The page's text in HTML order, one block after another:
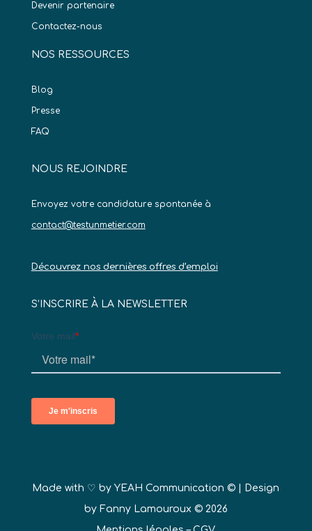
Devenir partenaire
Contactez-nous
NOS RESSOURCES
Blog
Presse
FAQ
NOUS REJOINDRE
Envoyez votre candidature spontanée à
contact@testunmetier.com
Découvrez nos dernières offres d’emploi
S’INSCRIRE À LA NEWSLETTER
Made with ♡ byYEAH Communication © | Design
by Fanny Lamouroux © 2026